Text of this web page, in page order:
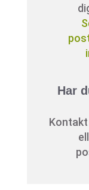
Har
Kontakt